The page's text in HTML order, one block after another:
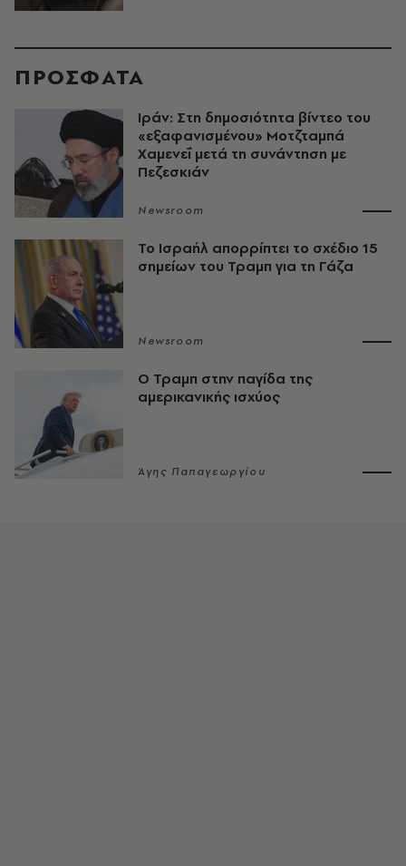
ΠΡΟΣΦΑΤΑ
Ιράν: Στη δημοσιότητα βίντεο του
«εξαφανισμένου» Μοτζταμπά
Χαμενεΐ μετά τη συνάντηση με
Πεζεσκιάν
Newsroom
Το Ισραήλ απορρίπτει το σχέδιο 15
σημείων του Τραμπ για τη Γάζα
Newsroom
Ο Τραμπ στην παγίδα της
αμερικανικής ισχύος
Άγης Παπαγεωργίου